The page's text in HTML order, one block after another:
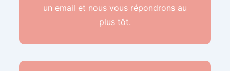
un email et nous vous répondrons au
plus tôt.